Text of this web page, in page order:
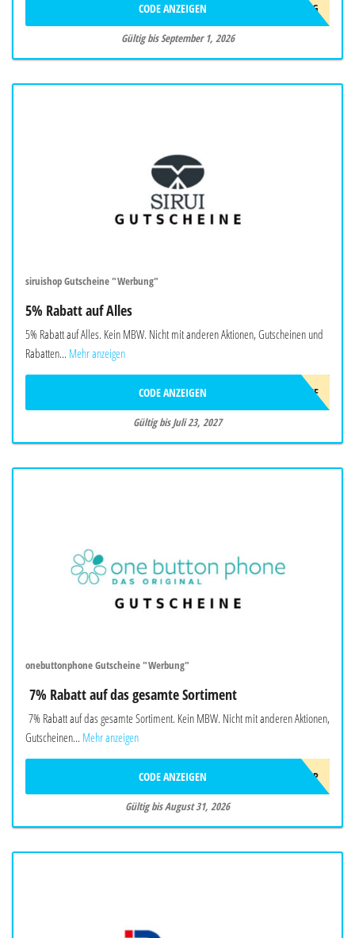
10AFFAUG
CODE ANZEIGEN
Gültig bis September 1, 2026
siruishop Gutscheine "Werbung"
5% Rabatt auf Alles
5% Rabatt auf Alles. Kein MBW. Nicht mit anderen Aktionen, Gutscheinen und
Rabatten... Mehr anzeigen
AFF5OFF
CODE ANZEIGEN
Gültig bis Juli 23, 2027
onebuttonphone Gutscheine "Werbung"
7% Rabatt auf das gesamte Sortiment
7% Rabatt auf das gesamte Sortiment. Kein MBW. Nicht mit anderen Aktionen,
Gutscheinen... Mehr anzeigen
SOMMER2026OBP
CODE ANZEIGEN
Gültig bis August 31, 2026